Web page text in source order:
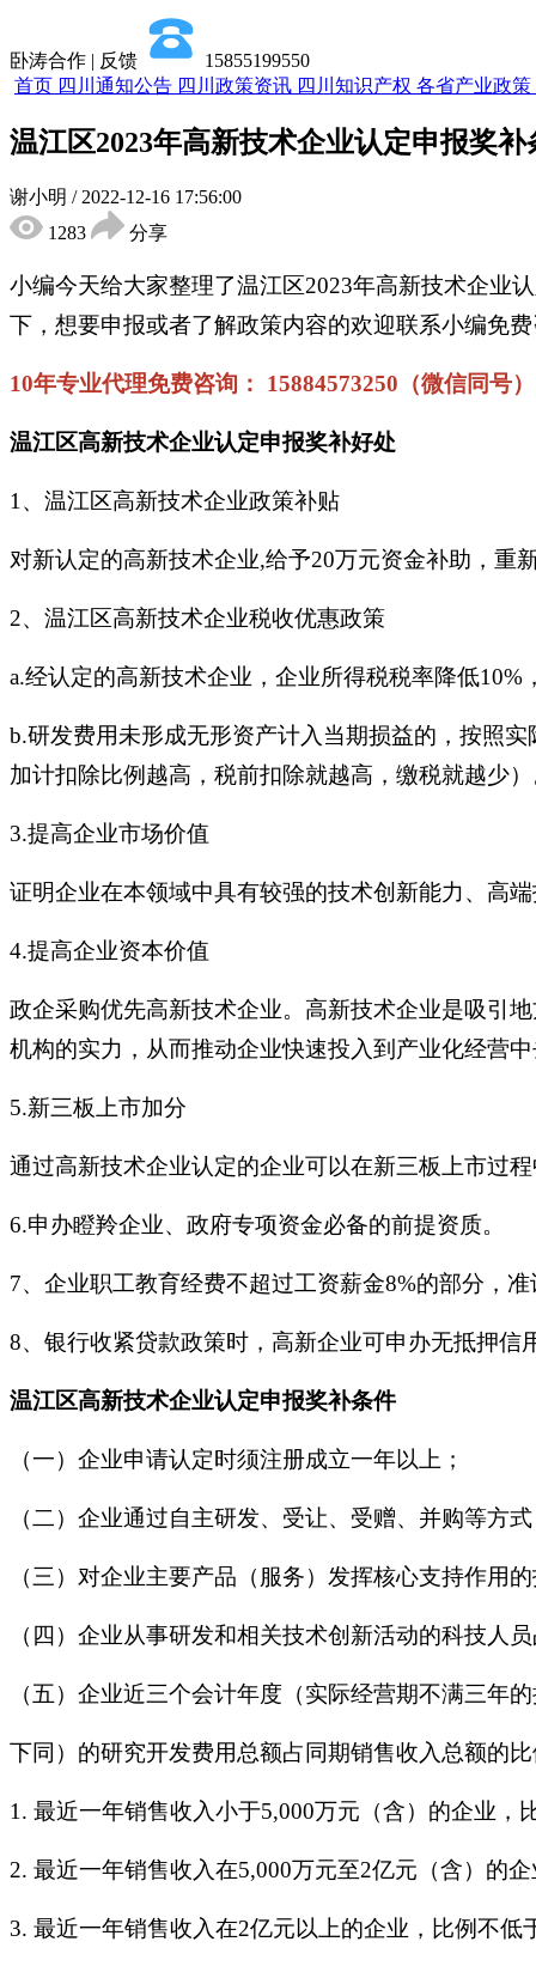
卧涛合作 | 反馈
15855199550
首页 四川通知公告 四川政策资讯 四川知识产权 各省产业政策
温江区2023年高新技术企业认定申报奖
谢小明 / 2022-12-16 17:56:00
1283
分享
小编今天给大家整理了温江区2023年高新技术企业
下，想要申报或者了解政策内容的欢迎联系小编免
10年专业代理免费咨询： 15884573250（微信同号）
温江区高新技术企业认定申报奖补好处
1、温江区高新技术企业政策补贴
对新认定的高新技术企业,给予20万元资金补助，重
2、温江区高新技术企业税收优惠政策
a.经认定的高新技术企业，企业所得税税率降低
b.研发费用未形成无形资产计入当期损益的，按照
加计扣除比例越高，税前扣除就越高，缴税就越少
3.提高企业市场价值
证明企业在本领域中具有较强的技术创新能力、高
4.提高企业资本价值
政企采购优先高新技术企业。高新技术企业是吸引
机构的实力，从而推动企业快速投入到产业化经营
5.新三板上市加分
通过高新技术企业认定的企业可以在新三板上市过
6.申办瞪羚企业、政府专项资金必备的前提资质。
7、企业职工教育经费不超过工资薪金8%的部分，
8、银行收紧贷款政策时，高新企业可申办无抵押信
温江区高新技术企业认定申报奖补条件
（一）企业申请认定时须注册成立一年以上；
（二）企业通过自主研发、受让、受赠、并购等方
（三）对企业主要产品（服务）发挥核心支持作用
（四）企业从事研发和相关技术创新活动的科技人
（五）企业近三个会计年度（实际经营期不满三年
下同）的研究开发费用总额占同期销售收入总额的
1. 最近一年销售收入小于5,000万元（含）的企业，
2. 最近一年销售收入在5,000万元至2亿元（含）的
3. 最近一年销售收入在2亿元以上的企业，比例不低